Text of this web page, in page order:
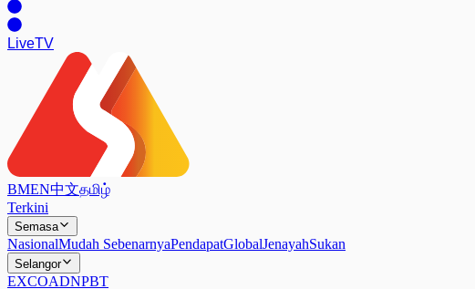
LiveTV
BMEN中文தமிழ்
Terkini
Semasa
NasionalMudah SebenarnyaPendapatGlobalJenayahSukan
Selangor
EXCOADNPBT